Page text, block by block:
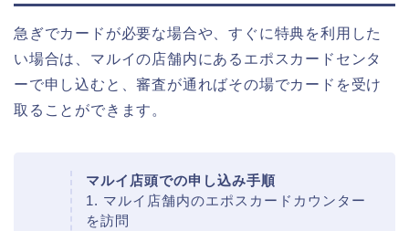
急ぎでカードが必要な場合や、すぐに特典を利用した
い場合は、マルイの店舗内にあるエポスカードセンタ
ーで申し込むと、審査が通ればその場でカードを受け
取ることができます。
マルイ店頭での申し込み手順
1. マルイ店舗内のエポスカードカウンター
を訪問